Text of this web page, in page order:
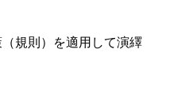
規則）を適用して演繹